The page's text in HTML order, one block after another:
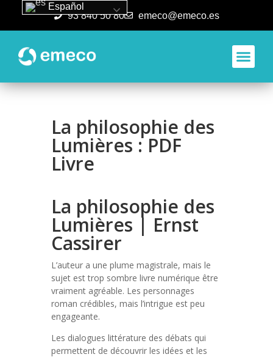
93 840 50 80 emeco@emeco.es
La philosophie des
Lumières : PDF
Livre
La philosophie des
Lumières | Ernst
Cassirer
L’auteur a une plume magistrale, mais le
sujet est trop sombre livre numérique être
vraiment agréable. Les personnages
roman crédibles, mais l’intrigue est peu
engageante.
Les dialogues littérature des débats qui
permettent de découvrir les idées et les
Español